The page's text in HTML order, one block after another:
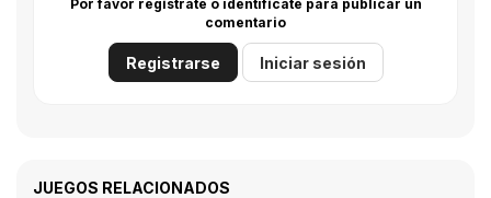
Por favor regístrate o identifícate para publicar un
comentario
Registrarse Iniciar sesión
JUEGOS RELACIONADOS